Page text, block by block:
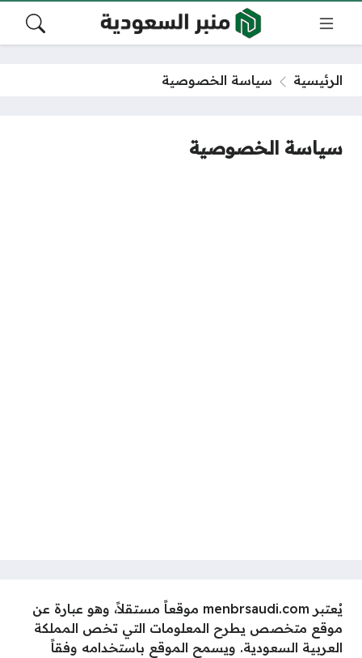
الرئيسية سياسة الخصوصية
سياسة الخصوصية
يُعتبر menbrsaudi.com موقعاً مستقلاً، وهو عبارة عن
موقع متخصص يطرح المعلومات التي تخص المملكة
العربية السعودية. ويسمح الموقع باستخدامه وفقاً